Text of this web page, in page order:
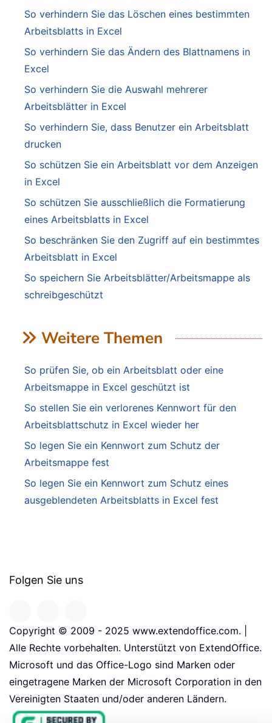
So verhindern Sie das Löschen eines bestimmten
Arbeitsblatts in Excel
So verhindern Sie das Ändern des Blattnamens in
Excel
So verhindern Sie die Auswahl mehrerer
Arbeitsblätter in Excel
So verhindern Sie, dass Benutzer ein Arbeitsblatt
drucken
So schützen Sie ein Arbeitsblatt vor dem Anzeigen
in Excel
So schützen Sie ausschließlich die Formatierung
eines Arbeitsblatts in Excel
So beschränken Sie den Zugriff auf ein bestimmtes
Arbeitsblatt in Excel
So speichern Sie Arbeitsblätter/Arbeitsmappe als
schreibgeschützt
Weitere Themen
So prüfen Sie, ob ein Arbeitsblatt oder eine
Arbeitsmappe in Excel geschützt ist
So stellen Sie ein verlorenes Kennwort für den
Arbeitsblattschutz in Excel wieder her
So legen Sie ein Kennwort zum Schutz der
Arbeitsmappe fest
So legen Sie ein Kennwort zum Schutz eines
ausgeblendeten Arbeitsblatts in Excel fest
Folgen Sie uns
Copyright © 2009 - 2025 www.extendoffice.com. |
Alle Rechte vorbehalten. Unterstützt von ExtendOffice.
Microsoft und das Office-Logo sind Marken oder
eingetragene Marken der Microsoft Corporation in den
Vereinigten Staaten und/oder anderen Ländern.